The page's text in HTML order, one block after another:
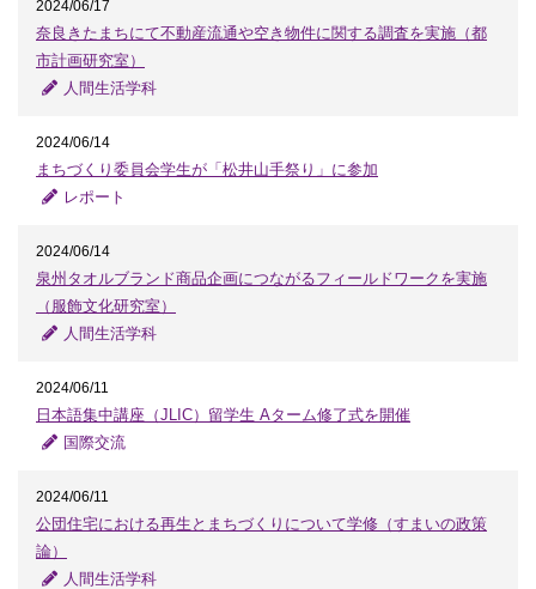
2024/06/17
奈良きたまちにて不動産流通や空き物件に関する調査を実施（都
市計画研究室）
人間生活学科
2024/06/14
まちづくり委員会学生が「松井山手祭り」に参加
レポート
2024/06/14
泉州タオルブランド商品企画につながるフィールドワークを実施
（服飾文化研究室）
人間生活学科
2024/06/11
日本語集中講座（JLIC）留学生 Aターム修了式を開催
国際交流
2024/06/11
公団住宅における再生とまちづくりについて学修（すまいの政策
論）
人間生活学科